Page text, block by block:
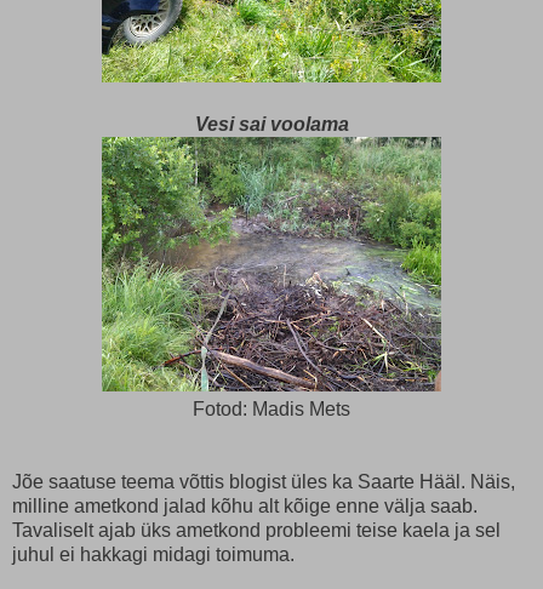
Vesi sai voolama
Fotod: Madis Mets
Jõe saatuse teema võttis blogist üles ka Saarte Hääl. Näis,
milline ametkond jalad kõhu alt kõige enne välja saab.
Tavaliselt ajab üks ametkond probleemi teise kaela ja sel
juhul ei hakkagi midagi toimuma.